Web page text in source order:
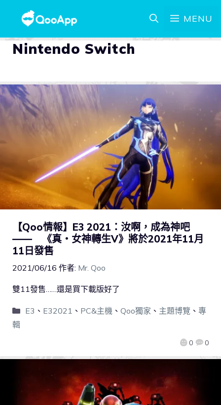
MENU
Nintendo Switch
【Qoo情報】E3 2021：汝啊，成為神吧
—— 《真・女神轉生V》將於2021年11月
11日發售
2021/06/16 作者: Mr. Qoo
0 0
雙11發售……還是買下載版好了
E3 、 E32021 、 PC&主機、 Qoo獨家 、 主題博覽 、 專
輯